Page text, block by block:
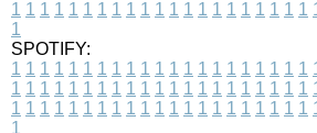
1 1 1 1 1 1 1 1 1 1 1 1 1 1 1 1 1 1 1 1 1
1
SPOTIFY:
1 1 1 1 1 1 1 1 1 1 1 1 1 1 1 1 1 1 1 1 1
1 1 1 1 1 1 1 1 1 1 1 1 1 1 1 1 1 1 1 1 1
1 1 1 1 1 1 1 1 1 1 1 1 1 1 1 1 1 1 1 1 1
1